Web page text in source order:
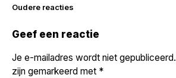
Reacties
Oudere reacties
Geef een reactie
Je e-mailadres wordt niet gepubliceerd.
zijn gemarkeerd met *